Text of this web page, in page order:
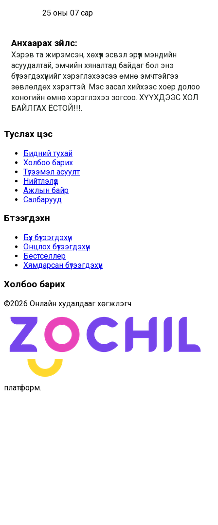
25 оны 07 сар
Анхаарах зүйлс:
Хэрэв та жирэмсэн, хөхүүл эсвэл эрүүл мэндийн
асуудалтай, эмчийн хяналтад байдаг бол энэ
бүтээгдэхүүнийг хэрэглэхээсээ өмнө эмчтэйгээ
зөвлөлдөх хэрэгтэй. Мэс засал хийхээс хоёр долоо
хоногийн өмнө хэрэглэхээ зогсоо. ХҮҮХДЭЭС ХОЛ
БАЙЛГАХ ЁСТОЙ!!!.
Туслах цэс
Бидний тухай
Холбоо барих
Түгээмэл асуулт
Нийтлэлүүд
Ажлын байр
Салбарууд
Бүтээгдэхүүн
Бүх бүтээгдэхүүн
Онцлох бүтээгдэхүүн
Бестселлер
Хямдарсан бүтээгдэхүүн
Холбоо барих
©2026 Онлайн худалдааг хөгжүүлэгч
платформ.